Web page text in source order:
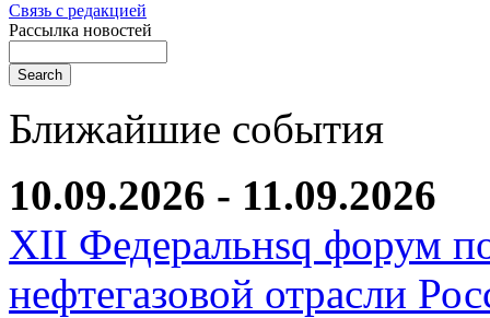
Связь с редакцией
Рассылка новостей
Ближайшие события
10.09.2026 - 11.09.2026
XII Федеральнsq форум
нефтегазовой отрасли